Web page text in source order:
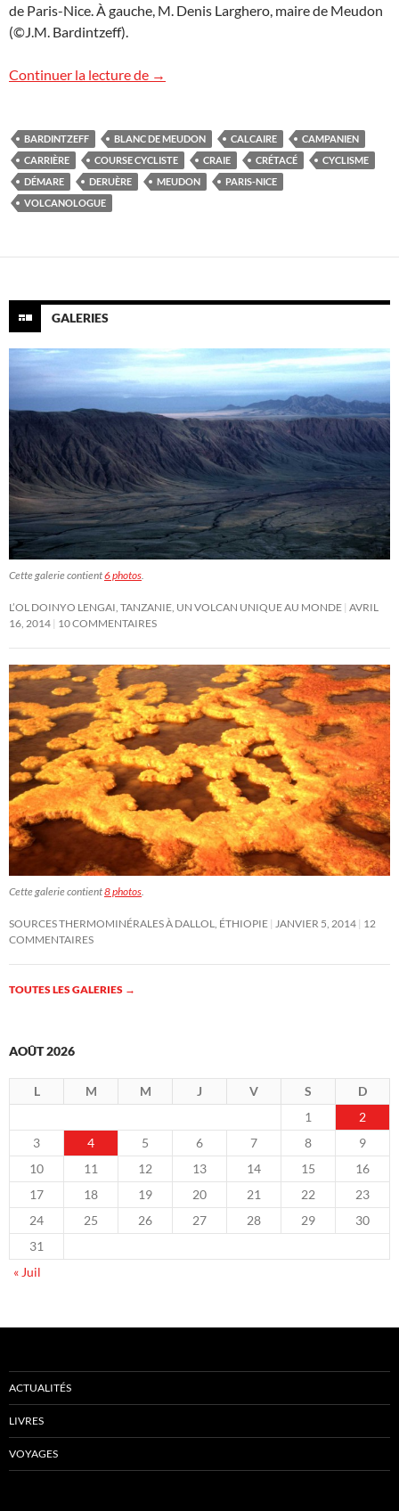
de Paris-Nice. À gauche, M. Denis Larghero, maire de Meudon
(©J.M. Bardintzeff).
Continuer la lecture de Paris-Nice cycliste grimpe à Meudon
→
BARDINTZEFF BLANC DE MEUDON CALCAIRE
CAMPANIEN
CARRIÈRE
COURSE CYCLISTE CRAIE CRÉTACÉ
CYCLISME
DÉMARE
DERUÈRE MEUDON
PARIS-NICE
VOLCANOLOGUE
GALERIES
Cette galerie contient6 photos
L’OL DOINYO LENGAI, TANZANIE, UN VOLCAN UNIQUE AU MONDE AVRIL
16, 2014 10 COMMENTAIRES
Cette galerie contient8 photos
SOURCES THERMOMINÉRALES À DALLOL, ÉTHIOPIE JANVIER 5, 2014 12
COMMENTAIRES
TOUTES LES GALERIES →
AOÛT 2026
L M M J V S
D
1
2
3
4 5 6 7 8
9
10
11 12 13 14 15
16
17
18 19 20 21 22
23
24
25 26 27 28 29
30
31
« Juil
ACTUALITÉS
LIVRES
VOYAGES